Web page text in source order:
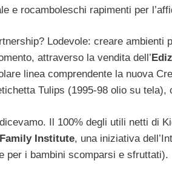
e rocamboleschi rapimenti per
Lodevole: creare
attraverso la vendita dell’
linea comprendente la nuova
Tulips (1995-98 olio su
Il 100% degli utili netti di
Institute, una iniziativa
per i bambini scomparsi e sfruttati).